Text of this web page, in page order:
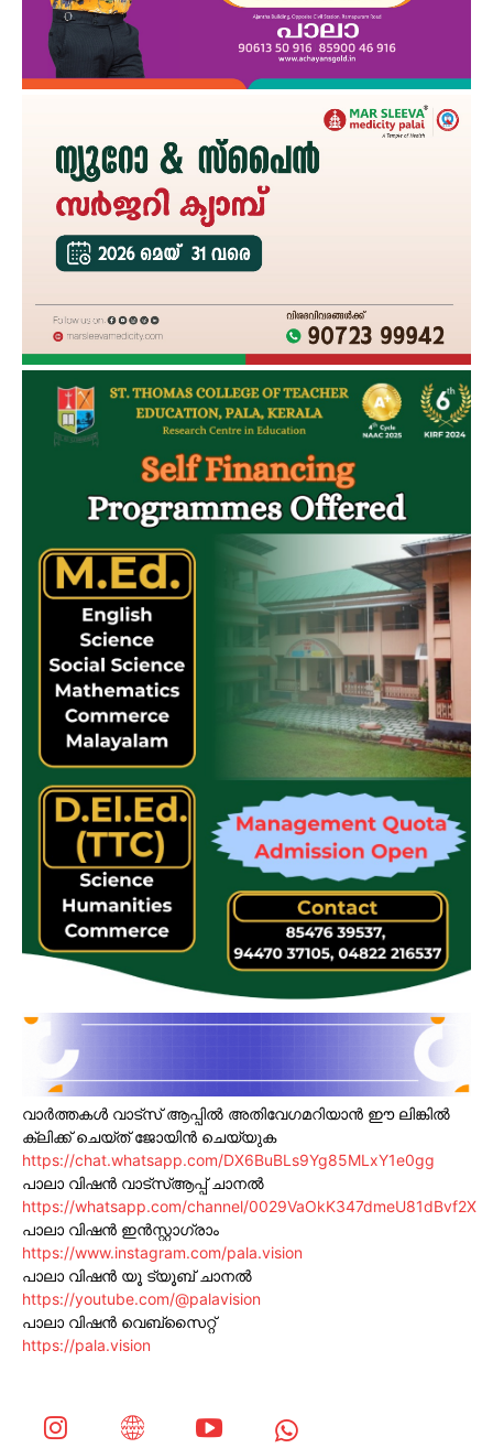
വാർത്തകൾ വാട്സ് ആപ്പിൽ അതിവേഗമറിയാൻ ഈ ലിങ്കിൽ
ക്ലിക്ക് ചെയ്ത് ജോയിൻ ചെയ്യുക
https://chat.whatsapp.com/DX6BuBLs9Yg85MLxY1e0gg
പാലാ വിഷൻ വാട്സ്ആപ്പ് ചാനൽ
https://whatsapp.com/channel/0029VaOkK347dmeU81dBvf2X
പാലാ വിഷൻ ഇൻസ്റ്റാഗ്രാം
https://www.instagram.com/pala.vision
പാലാ വിഷൻ യൂ ട്യൂബ് ചാനൽ
https://youtube.com/@palavision
പാലാ വിഷൻ വെബ്സൈറ്റ്
https://pala.vision